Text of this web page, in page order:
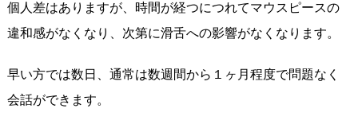
個人差はありますが、時間が経つにつれてマウスピースの
違和感がなくなり、次第に滑舌への影響がなくなります。
早い方では数日、通常は数週間から１ヶ月程度で問題なく
会話ができます。